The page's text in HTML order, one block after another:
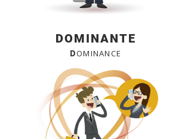
DOMINANTE
DOMINANCE